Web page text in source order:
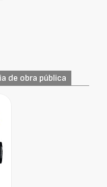
de obra pública